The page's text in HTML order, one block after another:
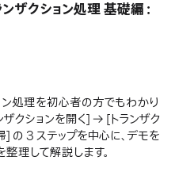
クション処理 基礎編：
処理を初心者の方でもわかり
クションを開く] → [トランザク
の 3 ステップを中心に、デモを
理して解説します。